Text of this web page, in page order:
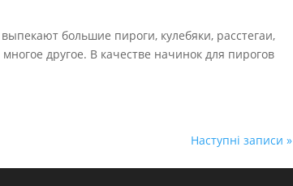
большие пироги, кулебяки, расстегаи,
другое. В качестве начинок для пирогов
Наступні записи »